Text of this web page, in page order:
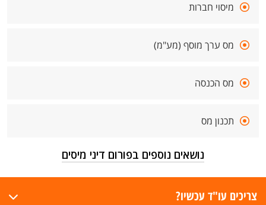
מיסוי חברות
מס ערך מוסף (מע"מ)
מס הכנסה
תכנון מס
נושאים נוספים בפורום דיני מיסים
צריכים עו"ד עכשיו?